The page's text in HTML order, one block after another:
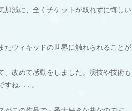
減に、全くチケットが取れずに悔しい
たウィキッドの世界に触れられることが
改めて感動をしました。演技や技術も
すね……。